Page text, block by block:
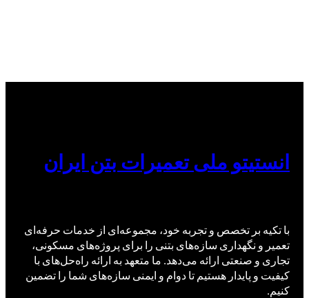
انستیتو ملی تعمیرات بتن ایران
با تکیه بر تخصص و تجربه خود، مجموعه‌ای از خدمات حرفه‌ای
تعمیر و نگهداری سازه‌های بتنی را برای پروژه‌های مسکونی،
تجاری و صنعتی ارائه می‌دهد. ما متعهد به ارائه راه‌حل‌های با
کیفیت و پایدار هستیم تا دوام و ایمنی سازه‌های شما را تضمین
کنیم.